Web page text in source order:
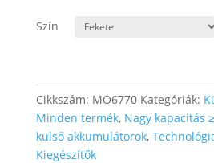
Szín
Cikkszám: MO6770 Kategóriák:
Minden termék, Nagy kapacitás
külső akkumulátorok,
Kiegészítők